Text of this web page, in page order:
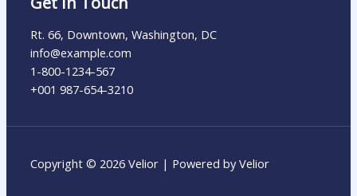
Rt. 66, Downtown, Washington, DC
info@example.com​
1-800-1234-567
+001 987-654-3210
Copyright © 2026 Velior | Powered by Velior